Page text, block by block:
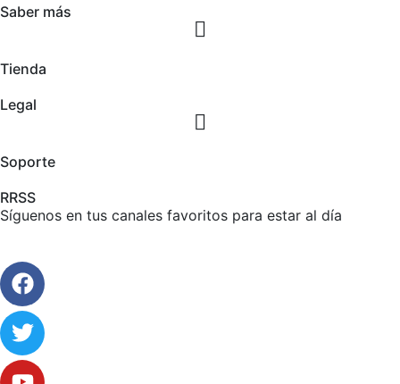
Saber más
Tienda
Legal
Soporte
RRSS
Síguenos en tus canales favoritos para estar al día